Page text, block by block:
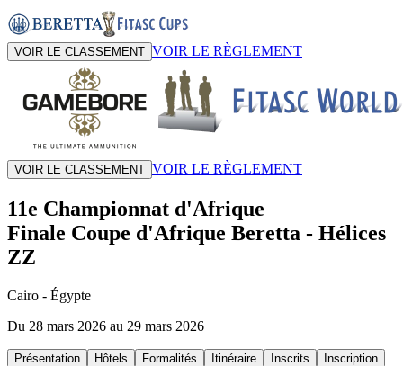
VOIR LE CLASSEMENT VOIR LE RÈGLEMENT
VOIR LE CLASSEMENT VOIR LE RÈGLEMENT
11e Championnat d'Afrique
Finale Coupe d'Afrique Beretta - Hélices
ZZ
Cairo - Égypte
Du 28 mars 2026 au 29 mars 2026
Présentation Hôtels Formalités Itinéraire Inscrits
Inscription